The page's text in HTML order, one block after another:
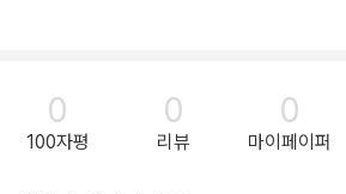
빙교수를 역임했으며, 외규장각 도서 반환
활동했다. 현재 서울대학교 사회학과 명예
사장, 중국 난징대학교 겸임 교수 및 유학과
0
100자평
0
리뷰
0
마이페이퍼